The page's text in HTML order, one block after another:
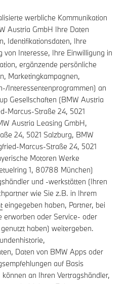
werbliche Kommunikation
Austria GmbH Ihre Daten
Identifikationsdaten, Ihre
von Interesse, Ihre Einwilligung in
ergänzende persönliche
Marketingkampagnen,
Interessentenprogrammen) an
Gesellschaften (BMW Austria
Marcus-Straße 24, 5021
Austria Leasing GmbH,
24, 5021 Salzburg, BMW
Marcus-Straße 24, 5021
Motoren Werke
1, 80788 München)
und -werkstätten (Ihren
wie Sie z.B. in Ihrem
eingegeben haben, Partner, bei
erworben oder Service- oder
haben) weitergeben.
Daten von BMW Apps oder
auf Basis
an Ihren Vertragshändler,